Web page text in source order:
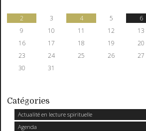
2
3 4 5 6
9
10 11 12 13
16
17 18 19 20
23
24 25 26 27
30
31
Catégories
Actualité en lecture spirituelle
Agenda